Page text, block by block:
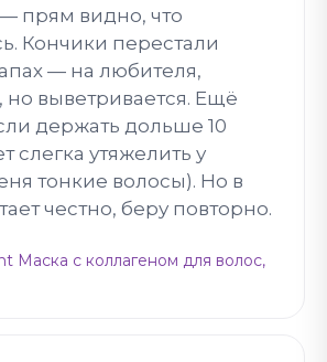
прям видно, что
Кончики перестали
— на любителя,
но выветривается. Ещё
держать дольше 10
слегка утяжелить у
тонкие волосы). Но в
честно, беру повторно.
Маска с коллагеном для волос,